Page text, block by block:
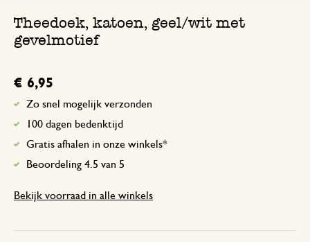
Theedoek, katoen, geel/wit met
gevelmotief
€ 6,95
Zo snel mogelijk verzonden
100 dagen bedenktijd
Gratis afhalen in onze winkels*
Beoordeling 4.5 van 5
Bekijk voorraad in alle winkels